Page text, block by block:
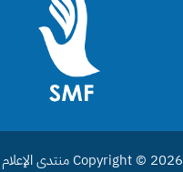
Copyright © 2026 منتدى الإعلام السوداني